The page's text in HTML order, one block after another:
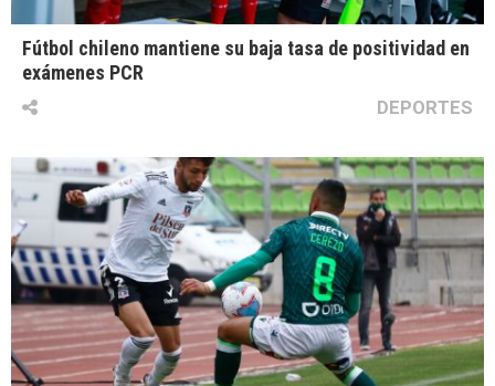
Fútbol chileno mantiene su baja tasa de positividad en
exámenes PCR
DEPORTES